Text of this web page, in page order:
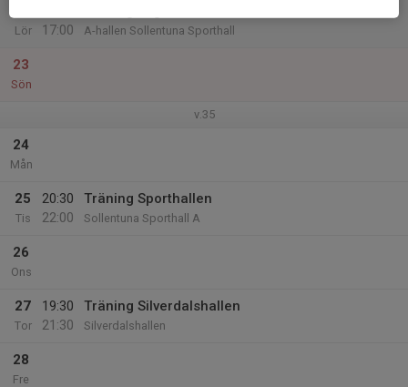
Lör
17:00
A-hallen Sollentuna Sporthall
23
Sön
v.35
24
Mån
25
Tis
20:30
22:00
Träning Sporthallen
Sollentuna Sporthall A
26
Ons
27
Tor
19:30
21:30
Träning Silverdalshallen
Silverdalshallen
28
Fre